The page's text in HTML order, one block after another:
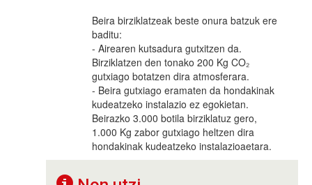
Beira birziklatzeak beste onura batzuk ere
baditu:
- Airearen kutsadura gutxitzen da.
Birziklatzen den tonako 200 Kg CO₂
gutxiago botatzen dira atmosferara.
- Beira gutxiago eramaten da hondakinak
kudeatzeko instalazio ez egokietan.
Beirazko 3.000 botila birziklatuz gero,
1.000 Kg zabor gutxiago heltzen dira
hondakinak kudeatzeko instalazioaetara.